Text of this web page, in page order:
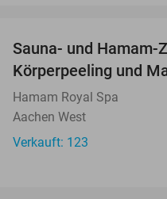
Sauna- und Hamam-
Körperpeeling und
Hamam Royal Spa
Aachen West
Verkauft: 123